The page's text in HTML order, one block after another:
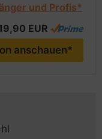
und Profis*
EUR
anschauen*